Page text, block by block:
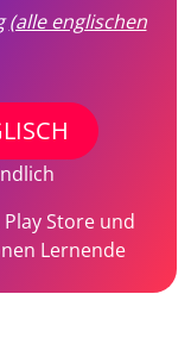
(alle englischen
Store und
Lernende